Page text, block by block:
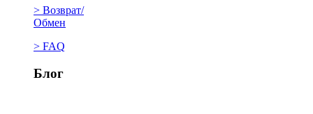
> Возврат/
Обмен
> FAQ
Блог